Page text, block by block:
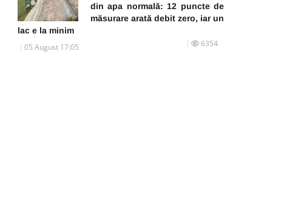
din apa normală: 12 puncte de
măsurare arată debit zero, iar un
lac e la minim
05 August 17:05 6354